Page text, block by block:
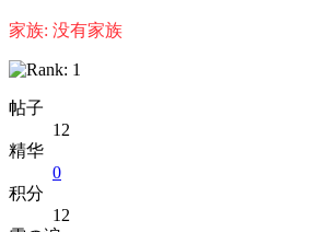
家族: 没有家族
帖子
12
精华
0
积分
12